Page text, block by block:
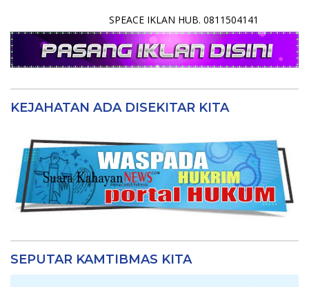
SPEACE IKLAN HUB. 0811504141
KEJAHATAN ADA DISEKITAR KITA
SEPUTAR KAMTIBMAS KITA